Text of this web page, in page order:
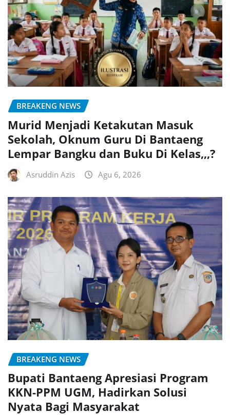
BREAKENG NEWS
Murid Menjadi Ketakutan Masuk
Sekolah, Oknum Guru Di Bantaeng
Lempar Bangku dan Buku Di Kelas,,,?
Asruddin Azis Agu 6, 2026
BREAKENG NEWS
Bupati Bantaeng Apresiasi Program
KKN-PPM UGM, Hadirkan Solusi
Nyata Bagi Masyarakat